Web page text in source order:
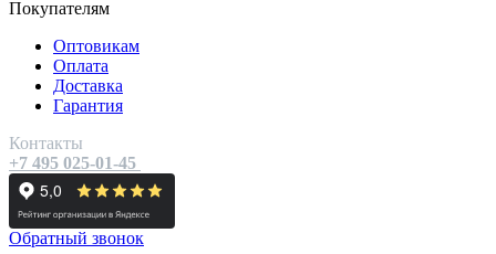
Покупателям
Оптовикам
Оплата
Доставка
Гарантия
Контакты
+7 495 025-01-45
Обратный звонок